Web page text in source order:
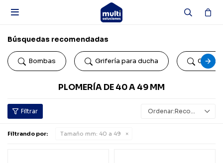

Búsquedas recomendadas
Bombas Grifería para ducha Colillas
PLOMERÍA DE 40 A 49 MM
Recomendados
Filtrando por: Tamaño mm: 40 a 49